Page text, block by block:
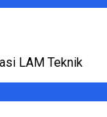
LAM Teknik